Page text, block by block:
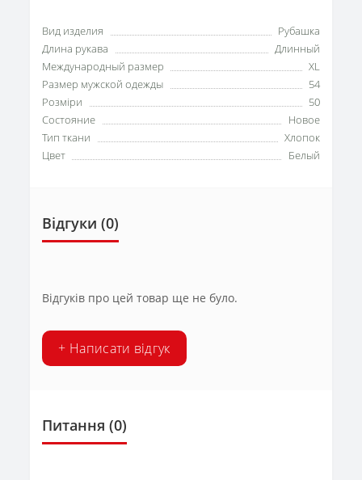
Вид изделия
Рубашка
Длина рукава
Длинный
Международный размер
XL
Размер мужской одежды
54
Розміри
50
Состояние
Новое
Тип ткани
Хлопок
Цвет
Белый
Відгуки (0)
Відгуків про цей товар ще не було.
+ Написати відгук
Питання (0)